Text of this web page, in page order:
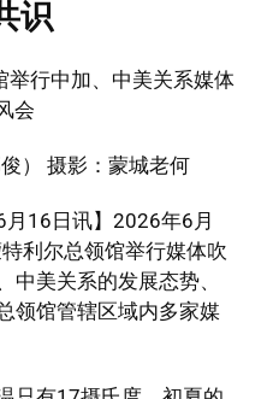
识
行中加、中美关系媒体
会
） 摄影：蒙城老何
月16日讯】2026年6月
利尔总领馆举行媒体吹
中美关系的发展态势、
领馆管辖区域内多家媒